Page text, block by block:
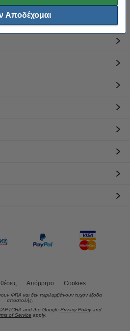
Αποδέχομαι
Κάλεσε στο 211 19 98 568
10:00 π.μ. - 5:30 μ.μ
Απόρρητο Cookies
ΦΠΑ και δεν περιλαμβάνουν τυχόν έξοδα
αποστολής.
and the Google Privacy Policy and
of Service apply.